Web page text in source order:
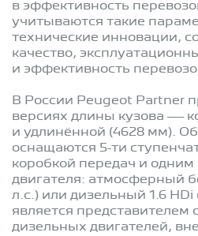
в эффективность
учитываются такие
технические инновации,
качество,
и эффективность
В России Peugeot Partner
версиях длины кузова —
и удлинённой (4628 мм).
оснащаются 5-ти
коробкой передач и одним
двигателя: атмосферный
л.с.) или дизельный 1.6 HDi
является представителем
дизельных двигателей,